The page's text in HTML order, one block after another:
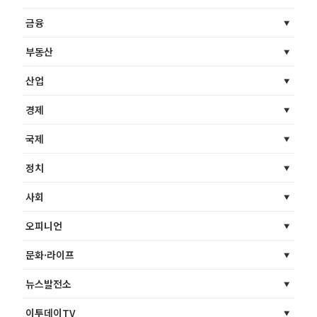
금융
부동산
산업
경제
국제
정치
사회
오피니언
문화·라이프
뉴스발전소
이투데이TV